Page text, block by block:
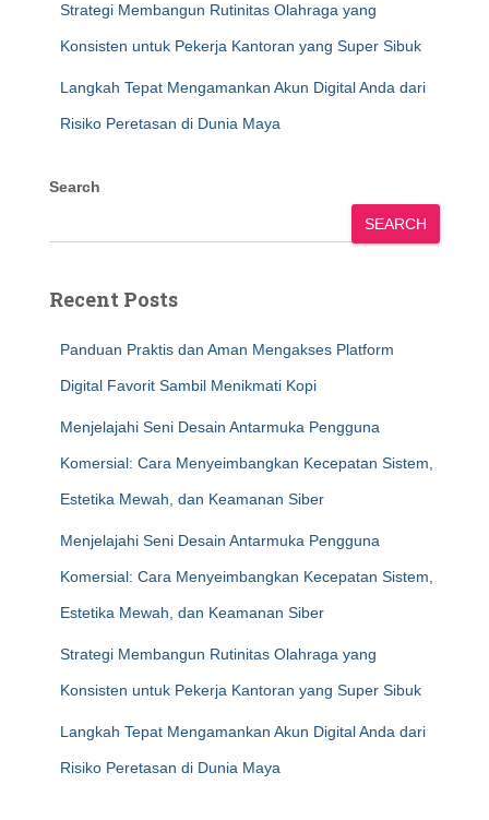
Strategi Membangun Rutinitas Olahraga yang
Konsisten untuk Pekerja Kantoran yang Super Sibuk
Langkah Tepat Mengamankan Akun Digital Anda dari
Risiko Peretasan di Dunia Maya
Search
SEARCH
Recent Posts
Panduan Praktis dan Aman Mengakses Platform
Digital Favorit Sambil Menikmati Kopi
Menjelajahi Seni Desain Antarmuka Pengguna
Komersial: Cara Menyeimbangkan Kecepatan Sistem,
Estetika Mewah, dan Keamanan Siber
Menjelajahi Seni Desain Antarmuka Pengguna
Komersial: Cara Menyeimbangkan Kecepatan Sistem,
Estetika Mewah, dan Keamanan Siber
Strategi Membangun Rutinitas Olahraga yang
Konsisten untuk Pekerja Kantoran yang Super Sibuk
Langkah Tepat Mengamankan Akun Digital Anda dari
Risiko Peretasan di Dunia Maya